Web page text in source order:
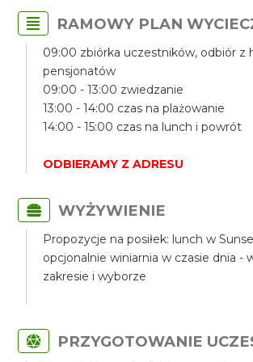
RAMOWY PLAN
09:00 zbiórka uczestników, odbiór z
pensjonatów
09:00 - 13:00 zwiedzanie
13:00 - 14:00 czas na plażowanie
14:00 - 15:00 czas na lunch i powrót
ODBIERAMY Z ADRESU
WYŻYWIENIE
Propozycje na posiłek: lunch w
opcjonalnie winiarnia w czasie dnia -
zakresie i wyborze
PRZYGOTOWANIE